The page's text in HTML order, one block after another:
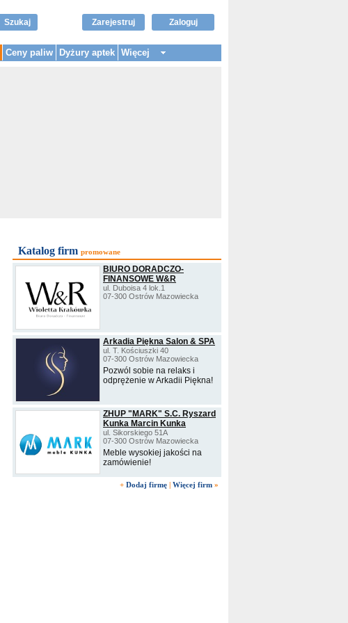
Szukaj Zaloguj
Zarejestruj
Ceny paliw Dyżury aptek Więcej
Katalog firm promowane
BIURO DORADCZO-
FINANSOWE W&R
ul. Duboisa 4 lok.1
07-300 Ostrów Mazowiecka
Arkadia Piękna Salon & SPA
ul. T. Kościuszki 40
07-300 Ostrów Mazowiecka
Pozwól sobie na relaks i
odprężenie w Arkadii Piękna!
ZHUP "MARK" S.C. Ryszard
Kunka Marcin Kunka
ul. Sikorskiego 51A
07-300 Ostrów Mazowiecka
Meble wysokiej jakości na
zamówienie!
+ Dodaj firmę | Więcej firm »